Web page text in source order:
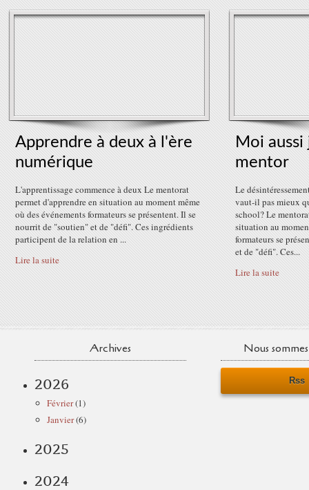
Apprendre à deux à l'ère
numérique
L'apprentissage commence à deux Le mentorat
permet d'apprendre en situation au moment même
où des événements formateurs se présentent. Il se
nourrit de "soutien" et de "défi". Ces ingrédients
participent de la relation en ...
Lire la suite
Moi aussi
mentor
Le
vaut-il pas mieux
school? Le
situation au
formateurs se
et de "défi". Ces...
Lire la suite
Archives
2026
Février(1)
Janvier(6)
2025
2024
Nous
Rss